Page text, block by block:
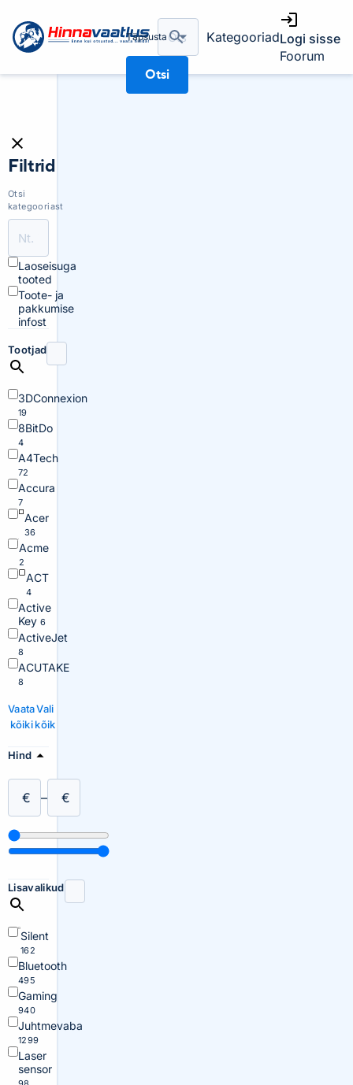
Täpsusta
Otsi
KategooriadLogi sisse
Foorum
Filtrid
Otsi
kategooriast
Laoseisuga
tooted
Toote- ja
pakkumise
infost
Tootjad
3DConnexion
19
8BitDo
4
A4Tech
72
Accura
7
Acer
36
Acme
2
ACT
4
Active
Key 6
ActiveJet
8
ACUTAKE
8
Vaata
kõiki
Vali
kõik
Hind
€ – €
Lisavalikud
Silent
162
Bluetooth
495
Gaming
940
Juhtmevaba
1299
Laser
sensor